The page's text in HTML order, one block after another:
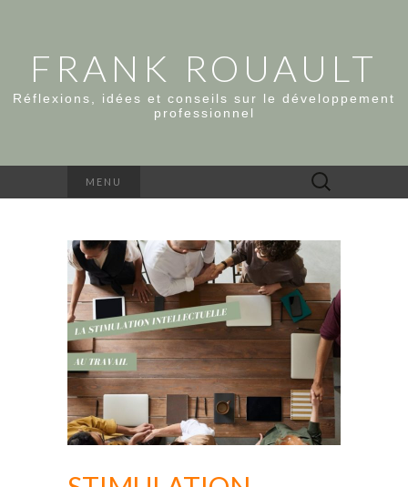
FRANK ROUAULT
Réflexions, idées et conseils sur le développement
professionnel
MENU Rechercher :